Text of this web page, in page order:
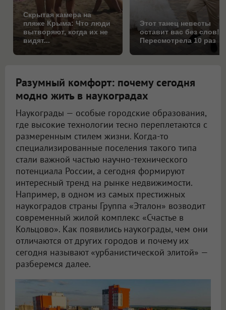
Скрытая камера на
пляже Крыма: Что люди
вытворяют, когда их не
видят...
Этот танец невесты
оставит вас без слов!
Пересмотрела 10 раз
Разумный комфорт: почему сегодня
модно жить в наукоградах
Наукограды — особые городские образования,
где высокие технологии тесно переплетаются с
размеренным стилем жизни. Когда-то
специализированные поселения такого типа
стали важной частью научно-технического
потенциала России, а сегодня формируют
интересный тренд на рынке недвижимости.
Например, в одном из самых престижных
наукоградов страны Группа «Эталон» возводит
современный жилой комплекс «Счастье в
Кольцово». Как появились наукограды, чем они
отличаются от других городов и почему их
сегодня называют «урбанистической элитой» —
разберемся далее.